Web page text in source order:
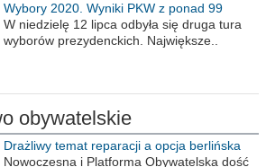
Wybory 2020. Wyniki PKW z ponad 99
procent obwodów
W niedzielę 12 lipca odbyła się druga tura
wyborów prezydenckich. Największe..
obywatelskie
Drażliwy temat reparacji a opcja berlińska
Nowoczesna i Platforma Obywatelska dość